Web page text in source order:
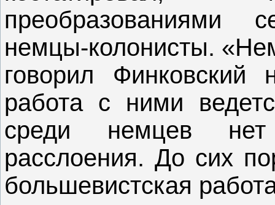
преобразованиями
немцы-колонисты.
говорил
работа с ними
среди немцев нет
расслоения. До сих
большевистская